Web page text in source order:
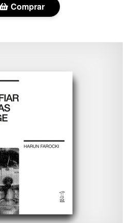
Comprar